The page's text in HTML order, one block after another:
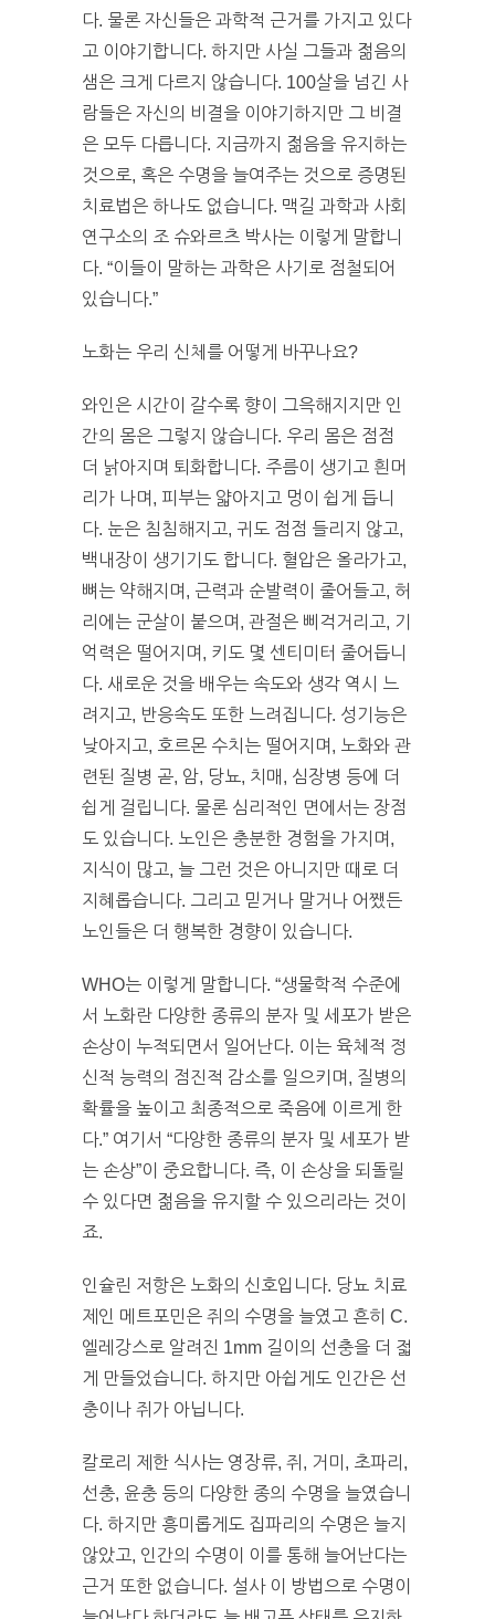
다. 물론 자신들은 과학적 근거를 가지고 있다
고 이야기합니다. 하지만 사실 그들과 젊음의
샘은 크게 다르지 않습니다. 100살을 넘긴 사
람들은 자신의 비결을 이야기하지만 그 비결
은 모두 다릅니다. 지금까지 젊음을 유지하는
것으로, 혹은 수명을 늘여주는 것으로 증명된
치료법은 하나도 없습니다. 맥길 과학과 사회
연구소의 조 슈와르츠 박사는 이렇게 말합니
다. “이들이 말하는 과학은 사기로 점철되어
있습니다.”
노화는 우리 신체를 어떻게 바꾸나요?
와인은 시간이 갈수록 향이 그윽해지지만 인
간의 몸은 그렇지 않습니다. 우리 몸은 점점
더 낡아지며 퇴화합니다. 주름이 생기고 흰머
리가 나며, 피부는 얇아지고 멍이 쉽게 듭니
다. 눈은 침침해지고, 귀도 점점 들리지 않고,
백내장이 생기기도 합니다. 혈압은 올라가고,
뼈는 약해지며, 근력과 순발력이 줄어들고, 허
리에는 군살이 붙으며, 관절은 삐걱거리고, 기
억력은 떨어지며, 키도 몇 센티미터 줄어듭니
다. 새로운 것을 배우는 속도와 생각 역시 느
려지고, 반응속도 또한 느려집니다. 성기능은
낮아지고, 호르몬 수치는 떨어지며, 노화와 관
련된 질병 곧, 암, 당뇨, 치매, 심장병 등에 더
쉽게 걸립니다. 물론 심리적인 면에서는 장점
도 있습니다. 노인은 충분한 경험을 가지며,
지식이 많고, 늘 그런 것은 아니지만 때로 더
지혜롭습니다. 그리고 믿거나 말거나 어쨌든
노인들은 더 행복한 경향이 있습니다.
WHO는 이렇게 말합니다. “생물학적 수준에
서 노화란 다양한 종류의 분자 및 세포가 받은
손상이 누적되면서 일어난다. 이는 육체적 정
신적 능력의 점진적 감소를 일으키며, 질병의
확률을 높이고 최종적으로 죽음에 이르게 한
다.” 여기서 “다양한 종류의 분자 및 세포가 받
는 손상”이 중요합니다. 즉, 이 손상을 되돌릴
수 있다면 젊음을 유지할 수 있으리라는 것이
죠.
인슐린 저항은 노화의 신호입니다. 당뇨 치료
제인 메트포민은 쥐의 수명을 늘였고 흔히 C.
엘레강스로 알려진 1mm 길이의 선충을 더 젋
게 만들었습니다. 하지만 아쉽게도 인간은 선
충이나 쥐가 아닙니다.
칼로리 제한 식사는 영장류, 쥐, 거미, 초파리,
선충, 윤충 등의 다양한 종의 수명을 늘였습니
다. 하지만 흥미롭게도 집파리의 수명은 늘지
않았고, 인간의 수명이 이를 통해 늘어난다는
근거 또한 없습니다. 설사 이 방법으로 수명이